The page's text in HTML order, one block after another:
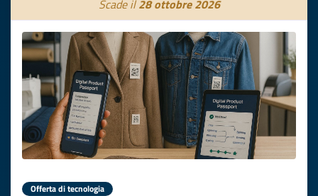
Scade il28 ottobre 2026
Offerta di tecnologia